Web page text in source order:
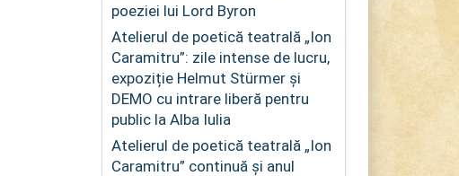
poeziei lui Lord Byron
Atelierul de poetică teatrală „Ion
Caramitru”: zile intense de lucru,
expoziție Helmut Stürmer și
DEMO cu intrare liberă pentru
public la Alba Iulia
Atelierul de poetică teatrală „Ion
Caramitru” continuă și anul